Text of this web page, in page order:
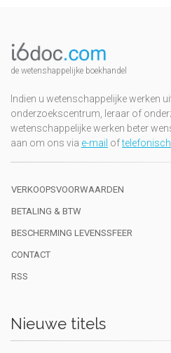
de wetenshappelijke boekhandel
Indien u wetenschappelijke werken
onderzoekscentrum, leraar of
wetenschappelijke werken beter
aan om ons via e-mail oftelefonisch
VERKOOPSVOORWAARDEN
BETALING & BTW
BESCHERMING LEVENSSFEER
CONTACT
RSS
Nieuwe titels